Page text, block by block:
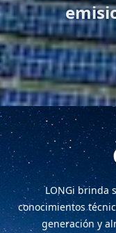
LONGi brinda
conocimientos
generación y